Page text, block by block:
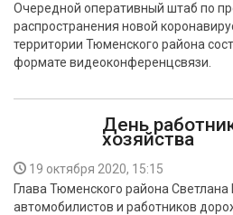
Очередной оперативный штаб по
распространения новой
территории Тюменского района
формате видеоконференцсвязи.
День
хозяйства
19 октября 2020, 15:15
Глава Тюменского района
автомобилистов и работников